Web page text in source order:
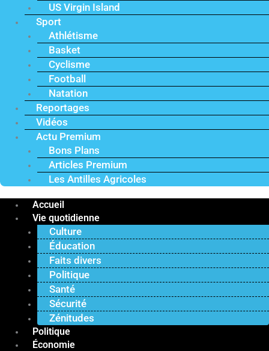
US Virgin Island
Sport
Athlétisme
Basket
Cyclisme
Football
Natation
Reportages
Vidéos
Actu Premium
Bons Plans
Articles Premium
Les Antilles Agricoles
Accueil
Vie quotidienne
Culture
Éducation
Faits divers
Politique
Santé
Sécurité
Zénitudes
Politique
Économie